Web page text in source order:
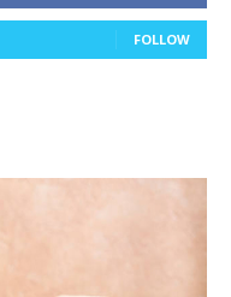
FOLLOW